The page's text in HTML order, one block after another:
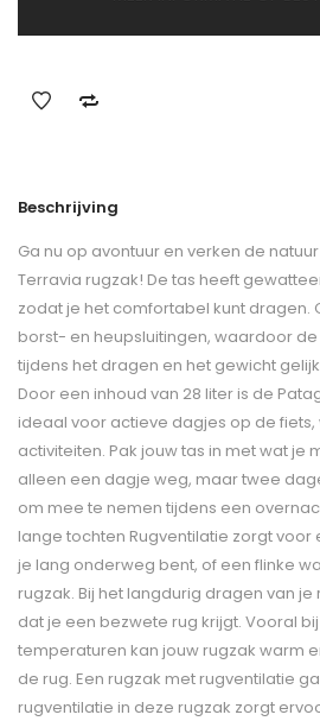
Beschrijving
Ga nu op avontuur en verken de
Terravia rugzak! De tas heeft
zodat je het comfortabel kunt dragen.
borst- en heupsluitingen, waardoor
tijdens het dragen en het gewicht
Door een inhoud van 28 liter is de
ideaal voor actieve dagjes op de
activiteiten. Pak jouw tas in met wat je
alleen een dagje weg, maar twee
om mee te nemen tijdens een
lange tochten Rugventilatie zorgt
je lang onderweg bent, of een flinke
rugzak. Bij het langdurig dragen van
dat je een bezwete rug krijgt. Vooral
temperaturen kan jouw rugzak warm
de rug. Een rugzak met rugventilatie
rugventilatie in deze rugzak zorgt